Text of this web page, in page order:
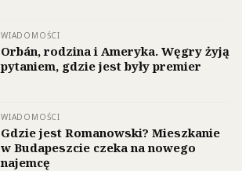
WIADOMOŚCI
Orbán, rodzina i Ameryka. Węgry żyją
pytaniem, gdzie jest były premier
WIADOMOŚCI
Gdzie jest Romanowski? Mieszkanie
w Budapeszcie czeka na nowego
najemcę